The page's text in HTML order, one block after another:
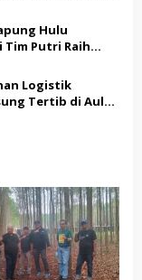
Pers
Hulu
Tim Putri Raih
Logistik
Tertib di Aula